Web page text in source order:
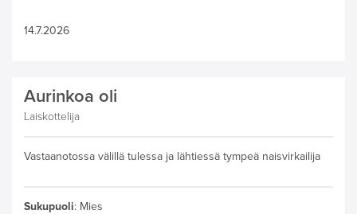
14.7.2026
Aurinkoa oli
Laiskottelija
Vastaanotossa välillä tulessa ja lähtiessä tympeä naisvirkailija
Sukupuoli: Mies